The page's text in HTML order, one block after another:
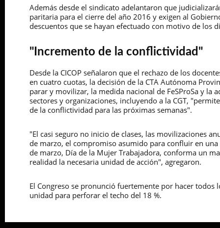
Además desde el sindicato adelantaron que
paritaria para el cierre del año 2016 y exigen al
descuentos que se hayan efectuado con motivo de los
"Incremento de la conflictividad"
Desde la CICOP señalaron que el rechazo de los
en cuatro cuotas, la decisión de la CTA Autónoma
parar y movilizar, la medida nacional de FeSProSa y la
sectores y organizaciones, incluyendo a la CGT,
de la conflictividad para las próximas semanas".
"El casi seguro no inicio de clases, las movilizaciones
de marzo, el compromiso asumido para confluir en
de marzo, Día de la Mujer Trabajadora, conforma un
realidad la necesaria unidad de acción", agregaron.
El Congreso se pronunció fuertemente por hacer todos
unidad para perforar el techo del 18 %.